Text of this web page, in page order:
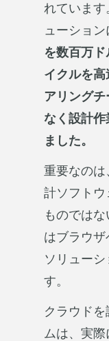
れています
ューション
を数百万
イクルを
アリング
なく設計作
ました。
重要なの
計ソフト
ものでは
はブラウ
ソリュー
す。
クラウド
ムは、実